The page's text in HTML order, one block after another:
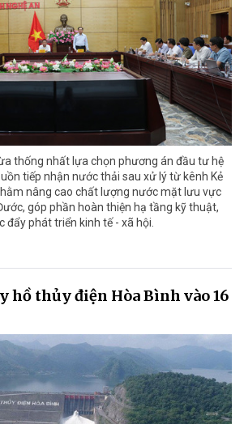
thống nhất lựa chọn phương án đầu tư hệ
tiếp nhận nước thải sau xử lý từ kênh Kẻ
nâng cao chất lượng nước mặt lưu vực
góp phần hoàn thiện hạ tầng kỹ thuật,
phát triển kinh tế - xã hội.
hồ thủy điện Hòa Bình vào 16